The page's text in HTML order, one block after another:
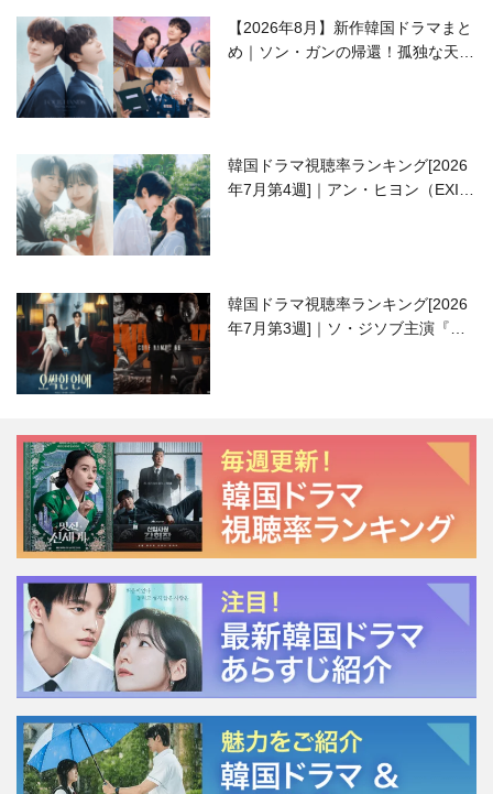
【2026年8月】新作韓国ドラマまと
め｜ソン・ガンの帰還！孤独な天才
韓国ドラマ視聴率ランキング[2026
年7月第4週]｜アン・ヒヨン（EXID
韓国ドラマ視聴率ランキング[2026
年7月第3週]｜ソ・ジソブ主演『エ